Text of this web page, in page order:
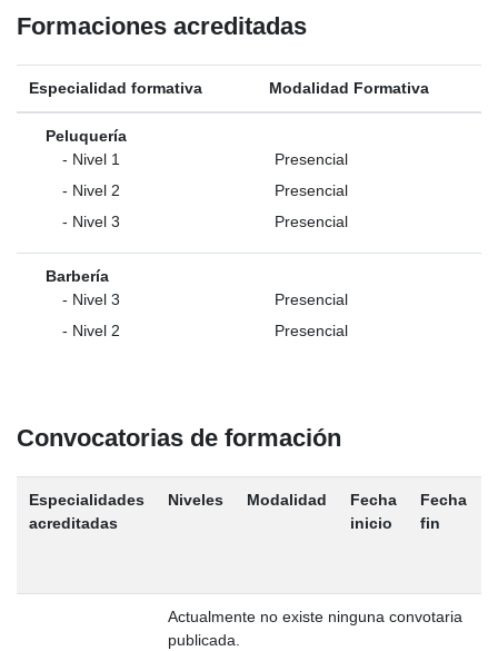
Formaciones acreditadas
Especialidad formativa Modalidad Formativa
Peluquería
- Nivel 1
Presencial
- Nivel 2
Presencial
- Nivel 3
Presencial
Barbería
- Nivel 3
Presencial
- Nivel 2
Presencial
Convocatorias de formación
Especialidades
acreditadas
Niveles Modalidad
Fecha
inicio
Fecha
fin
Actualmente no existe ninguna convotaria
publicada.